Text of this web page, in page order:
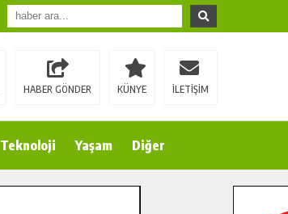
HABER GÖNDER KÜNYE İLETİŞİM
Teknoloji Yaşam Diğer